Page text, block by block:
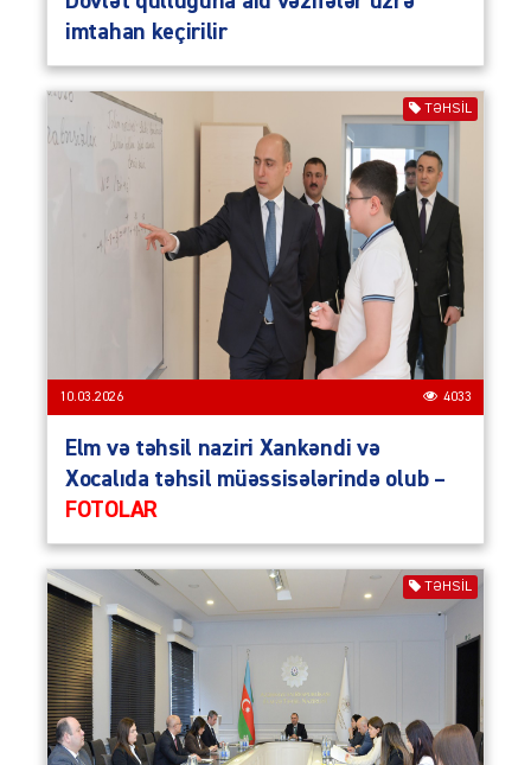
imtahan keçirilir
TƏHSIL
10.03.2026 4033
Elm və təhsil naziri Xankəndi və
Xocalıda təhsil müəssisələrində olub –
FOTOLAR
TƏHSIL